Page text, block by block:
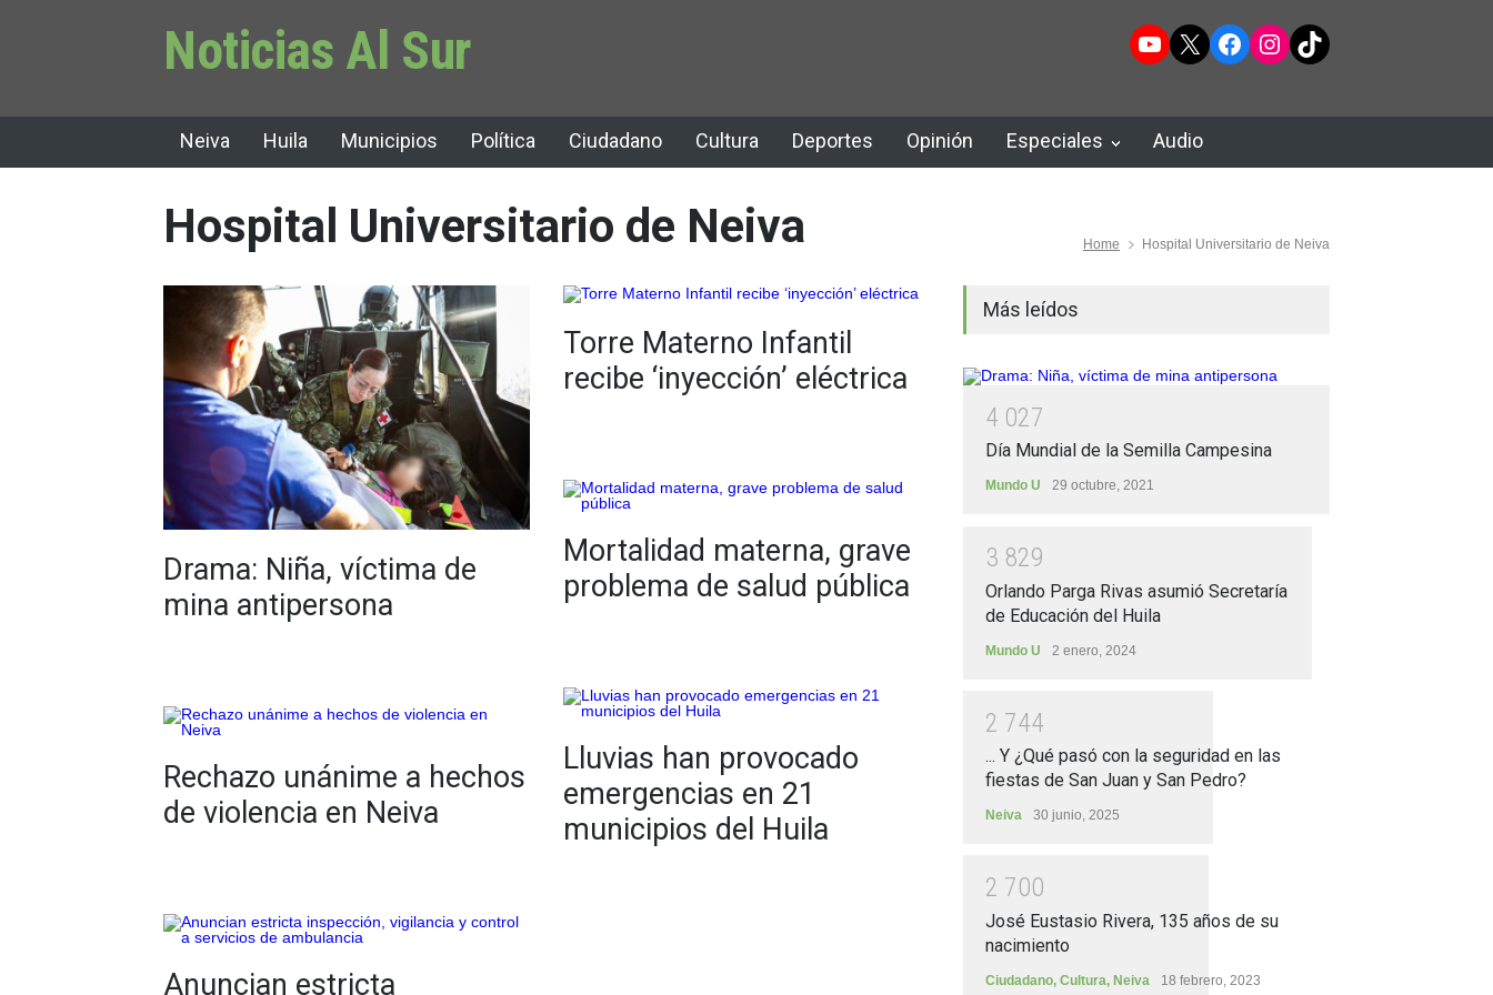
Noticias Al Sur YouTube
X Facebook
Instagram
TikTok
Neiva Huila Municipios Política Ciudadano Cultura Deportes Opinión Especiales Audio
Hospital Universitario de Neiva Home Hospital Universitario de Neiva
Drama: Niña, víctima de
mina antipersona
Rechazo unánime a hechos
de violencia en Neiva
Anuncian estricta
Torre Materno Infantil
recibe ‘inyección’ eléctrica
Mortalidad materna, grave
problema de salud pública
Lluvias han provocado
emergencias en 21
municipios del Huila
Más leídos
4 027
Día Mundial de la Semilla Campesina
Mundo U 29 octubre, 2021
3 829
Orlando Parga Rivas asumió Secretaría
de Educación del Huila
Mundo U 2 enero, 2024
2 744
... Y ¿Qué pasó con la seguridad en las
fiestas de San Juan y San Pedro?
Neiva 30 junio, 2025
2 700
José Eustasio Rivera, 135 años de su
nacimiento
Ciudadano, Cultura, Neiva 18 febrero, 2023